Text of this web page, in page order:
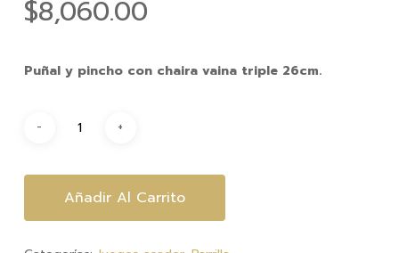
$8,060.00
Puñal y pincho con chaira vaina triple 26cm.
Añadir Al Carrito